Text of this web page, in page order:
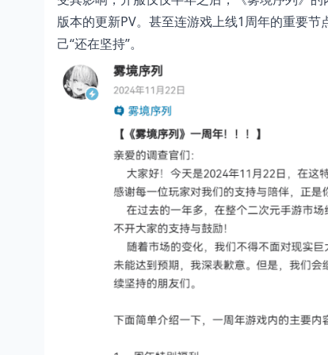
版本的更新PV。甚至连游戏上线1周年的重要
己“还在坚持”。